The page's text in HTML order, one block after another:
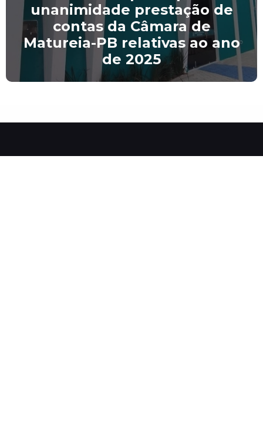
unanimidade prestação de
contas da Câmara de
Matureia-PB relativas ao ano
de 2025